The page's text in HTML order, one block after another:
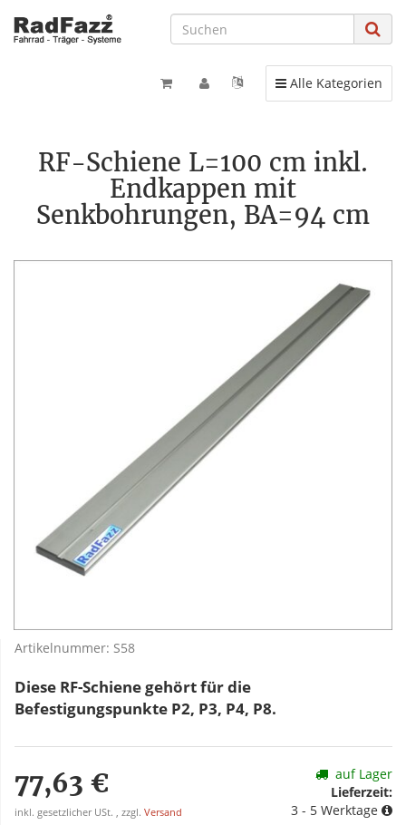
Toggle navigation
Alle Kategorien
RF-Schiene L=100 cm inkl.
Endkappen mit
Senkbohrungen, BA=94 cm
Artikelnummer: S58
Diese RF-Schiene gehört für die
Befestigungspunkte P2, P3, P4, P8.
77,63 €
inkl. gesetzlicher USt. , zzgl. Versand
auf Lager
Lieferzeit:
3 - 5 Werktage